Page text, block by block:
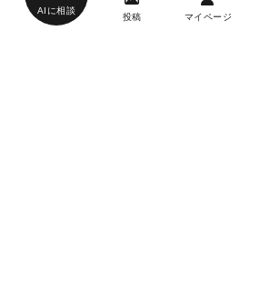
AIに相談
投稿 マイページ